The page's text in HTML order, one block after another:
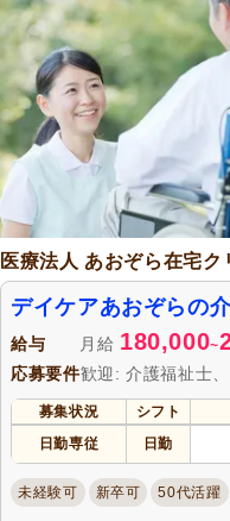
休日・休暇
完全週休
土日休み
日曜休み
年間休日
育休あり
夏季休暇
給与・手当
福利厚生
賞与あり
セミナー
復職支援
住宅手当
人事評価
夜勤手当
資格手当
再雇用制
副業可
医療法人 あおぞら在宅ク
デイケアあおぞらの
給与 月給 180,000~
応募要件歓迎: 介護福祉士
募集状況 シフト
日勤専従
日勤
未経験可 新卒可 50代活躍